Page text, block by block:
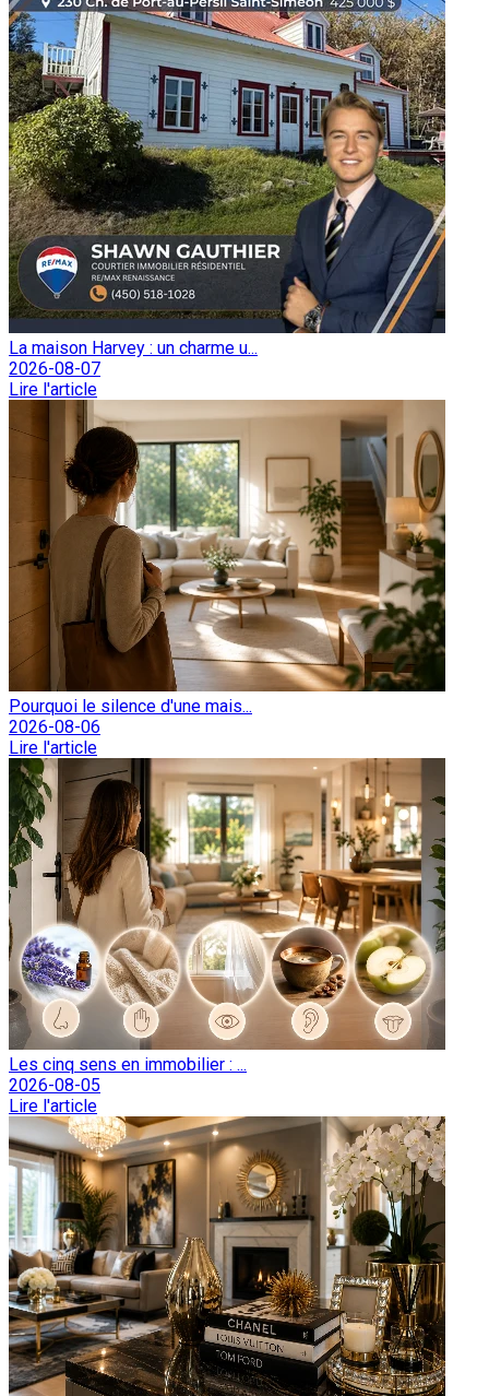
La maison Harvey : un charme u...
2026-08-07
Lire l'article
Pourquoi le silence d'une mais...
2026-08-06
Lire l'article
Les cinq sens en immobilier : ...
2026-08-05
Lire l'article